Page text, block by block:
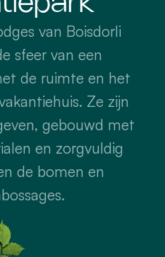
van Boisdorli
sfeer van een
de ruimte en het
Ze zijn
gebouwd met
en zorgvuldig
de bomen en